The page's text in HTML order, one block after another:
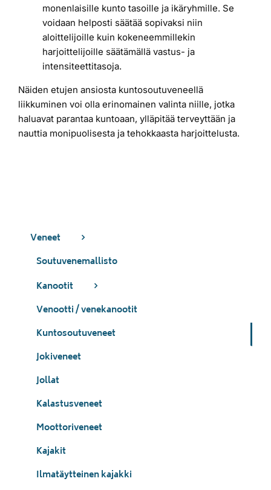
monenlaisille kunto tasoille ja ikäryhmille. Se
voidaan helposti säätää sopivaksi niin
aloittelijoille kuin kokeneemmillekin
harjoittelijoille säätämällä vastus- ja
intensiteettitasoja.
Näiden etujen ansiosta kuntosoutuveneellä
liikkuminen voi olla erinomainen valinta niille, jotka
haluavat parantaa kuntoaan, ylläpitää terveyttään ja
nauttia monipuolisesta ja tehokkaasta harjoittelusta.
Veneet
Soutuvenemallisto
Kanootit
Venootti / venekanootit
Kuntosoutuveneet
Jokiveneet
Jollat
Kalastusveneet
Moottoriveneet
Kajakit
Ilmatäytteinen kajakki